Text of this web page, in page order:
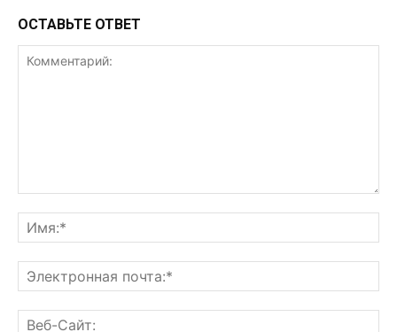
ОСТАВЬТЕ ОТВЕТ